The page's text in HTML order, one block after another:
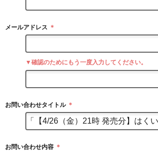
メールアドレス ＊
▼確認のためにもう一度入力してください。
お問い合わせタイトル ＊
お問い合わせ内容 ＊